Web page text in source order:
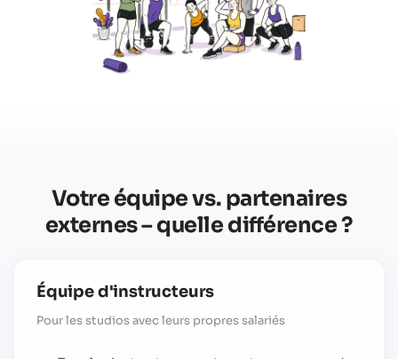
Votre équipe vs. partenaires
externes – quelle différence ?
Équipe d'instructeurs
Pour les studios avec leurs propres salariés